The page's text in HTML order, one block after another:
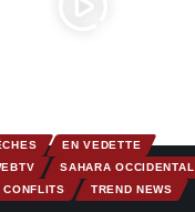
EN VEDETTE
SAHARA OCCIDENTAL
TREND NEWS